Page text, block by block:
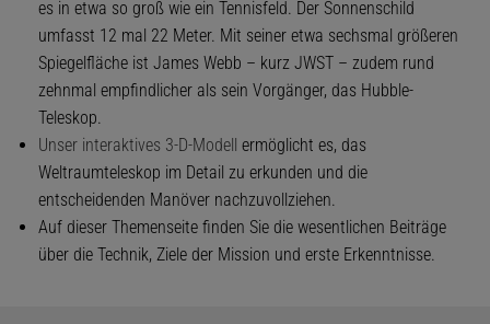
es in etwa so groß wie ein Tennisfeld. Der Sonnenschild
umfasst 12 mal 22 Meter. Mit seiner etwa sechsmal größeren
Spiegelfläche ist James Webb – kurz JWST – zudem rund
zehnmal empfindlicher als sein Vorgänger, das Hubble-
Teleskop.
Unser interaktives 3-D-Modell ermöglicht es, das
Weltraumteleskop im Detail zu erkunden und die
entscheidenden Manöver nachzuvollziehen.
Auf dieser Themenseite finden Sie die wesentlichen Beiträge
über die Technik, Ziele der Mission und erste Erkenntnisse.